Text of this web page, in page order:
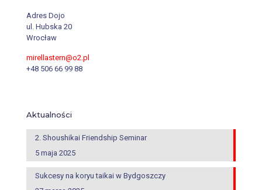
Adres Dojo
ul. Hubska 20
Wrocław
mirellastern@o2.pl
+48 506 66 99 88
Aktualności
2. Shoushikai Friendship Seminar
5 maja 2025
Sukcesy na koryu taikai w Bydgoszczy